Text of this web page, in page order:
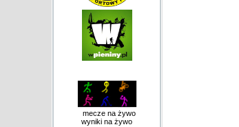
mecze na żywo
wyniki na żywo